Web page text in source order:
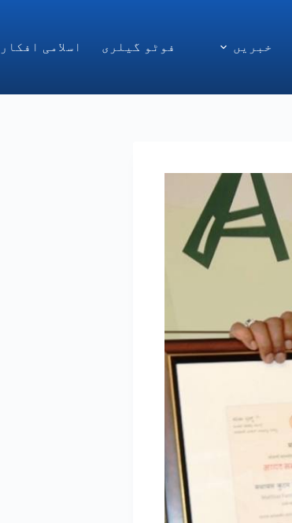
خبریں فوٹو گیلری اسلامی افکار